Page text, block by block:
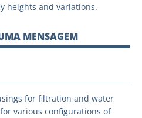
heights and variations.
MENSAGEM
for filtration and water
various configurations of